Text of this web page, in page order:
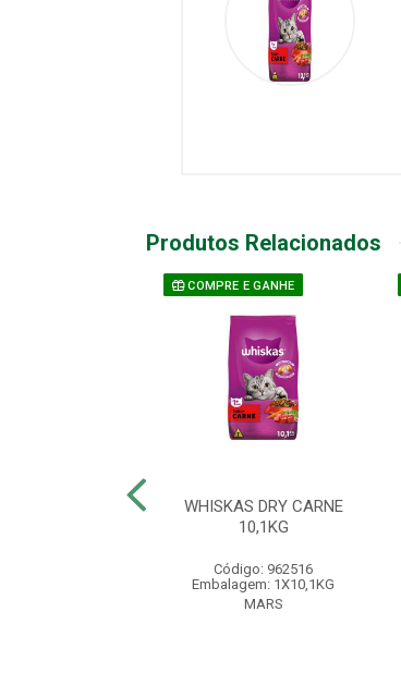
Produtos Relacionados
COMPRE E GANHE
WHISKAS DRY CARNE
10,1KG
Código: 962516
Embalagem: 1X10,1KG
MARS